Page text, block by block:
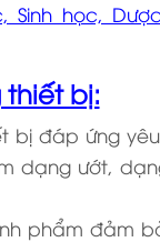
Sinh học,
thiết bị:
bị đáp ứng
dạng ướt,
phẩm đảm